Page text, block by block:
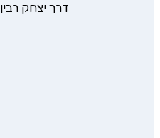
דרך יצחק רבין 1, פתח תקווה